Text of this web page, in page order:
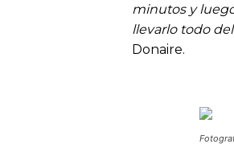
minutos y
llevarlo todo
Donaire.